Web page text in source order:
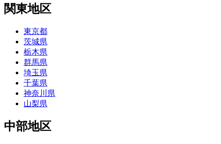
関東地区
東京都
茨城県
栃木県
群馬県
埼玉県
千葉県
神奈川県
山梨県
中部地区